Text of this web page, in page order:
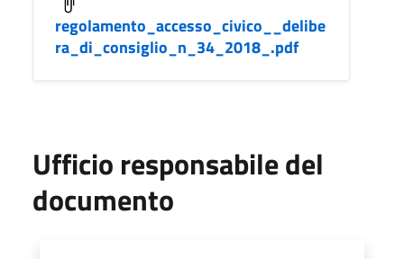
regolamento_accesso_civico__delibe
ra_di_consiglio_n_34_2018_.pdf
Ufficio responsabile del
documento